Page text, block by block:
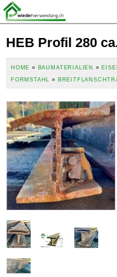
HEB Profil 280
HOME » BAUMATERIALIEN »
FORMSTAHL »